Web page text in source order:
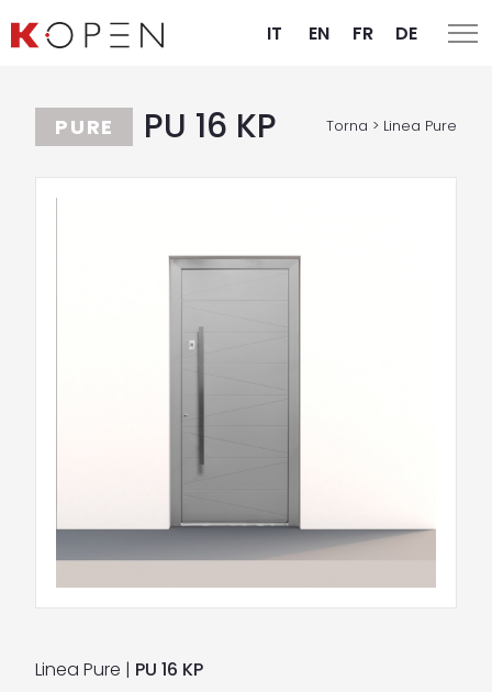
IT EN FR DE
PURE PU 16 KP Torna > Linea Pure
Linea Pure | PU 16 KP